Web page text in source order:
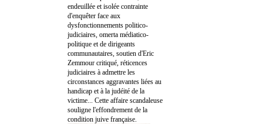
endeuillée et isolée contrainte
d'enquêter face aux
dysfonctionnements politico-
judiciaires, omerta médiatico-
politique et de dirigeants
communautaires, soutien d'Eric
Zemmour critiqué, réticences
judiciaires à admettre les
circonstances aggravantes liées au
handicap et à la judéité de la
victime... Cette affaire scandaleuse
souligne l'effondrement de la
condition juive française.